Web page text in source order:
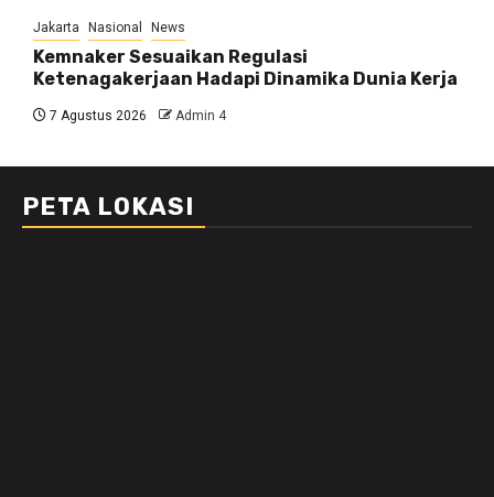
Jakarta Nasional News
Kemnaker Sesuaikan Regulasi
Ketenagakerjaan Hadapi Dinamika Dunia Kerja
7 Agustus 2026 Admin 4
PETA LOKASI